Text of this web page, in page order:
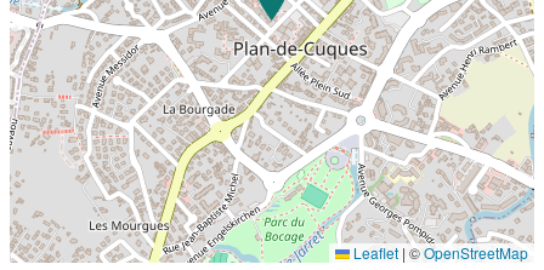
Leaflet | ©OpenStreetMap